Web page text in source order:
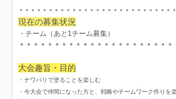
＊＊＊＊＊＊＊＊＊＊＊＊＊＊＊＊＊＊＊＊＊＊＊＊＊＊
現在の募集状況
・チーム（あと1チーム募集）
＊＊＊＊＊＊＊＊＊＊＊＊＊＊＊＊＊＊＊＊＊＊
大会趣旨・目的
・ナワバリで塗ることを楽しむ
・今大会で仲間になった方と、戦略やチームワーク作りを